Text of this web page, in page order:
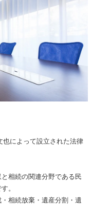
也によって設立された法律
相続の関連分野である民
。
相続放棄・遺産分割・遺